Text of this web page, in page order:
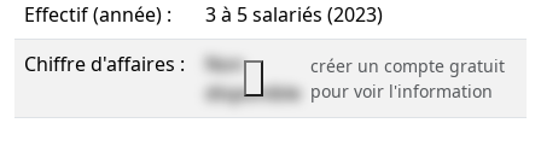
Effectif (année) :
3 à 5 salariés (2023)
Chiffre d'affaires :
Non
disponible
créer un compte gratuit
pour voir l'information